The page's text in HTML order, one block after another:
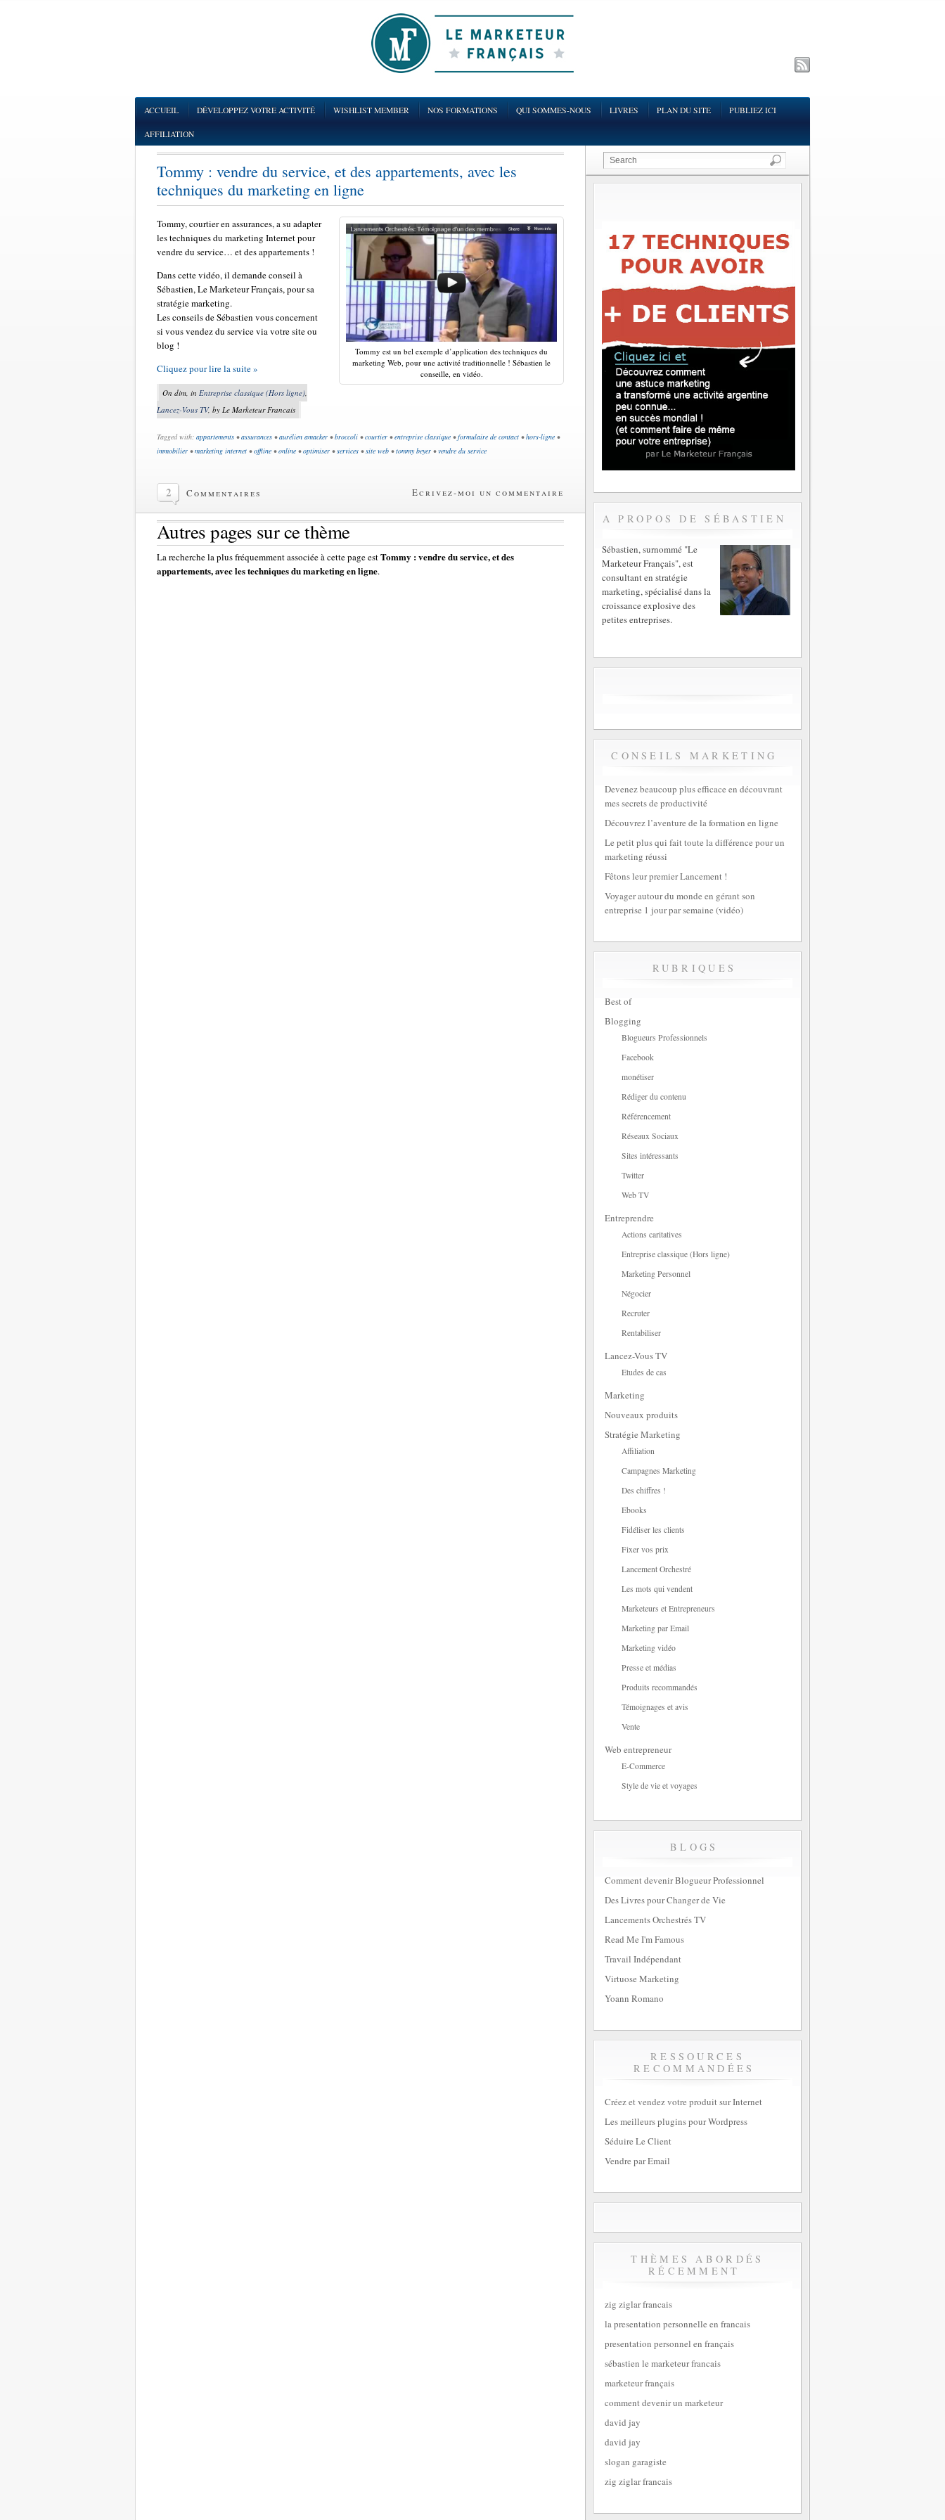
ACCUEIL DÉVELOPPEZ VOTRE ACTIVITÉ WISHLIST MEMBER NOS FORMATIONS QUI SOMMES-NOUS LIVRES PLAN DU SITE PUBLIEZ ICI
AFFILIATION
Tommy : vendre du service, et des appartements, avec les
techniques du marketing en ligne
Tommy est un bel exemple d’application des techniques du
marketing Web, pour une activité traditionnelle ! Sébastien le
conseille, en vidéo.
Tommy, courtier en assurances, a su adapter
les techniques du marketing Internet pour
vendre du service… et des appartements !
Dans cette vidéo, il demande conseil à
Sébastien, Le Marketeur Français, pour sa
stratégie marketing.
Les conseils de Sébastien vous concernent
si vous vendez du service via votre site ou
blog !
Cliquez pour lire la suite »
On dim, in Entreprise classique (Hors ligne),
Lancez-Vous TV, by Le Marketeur Francais
Tagged with: appartements •assurances •aurélien amacker •broccoli •courtier •entreprise classique •formulaire de contact •hors-ligne •
immobilier •marketing internet •offline •online •optimiser •services •site web •tommy beyer •vendre du service
2 Commentaires Ecrivez-moi un commentaire
Autres pages sur ce thème
La recherche la plus fréquemment associée à cette page estTommy : vendre du service, et des
appartements, avec les techniques du marketing en ligne.
A PROPOS DE SÉBASTIEN
Sébastien, surnommé "Le
Marketeur Français", est
consultant en stratégie
marketing, spécialisé dans la
croissance explosive des
petites entreprises.
CONSEILS MARKETING
Devenez beaucoup plus efficace en découvrant
mes secrets de productivité
Découvrez l’aventure de la formation en ligne
Le petit plus qui fait toute la différence pour un
marketing réussi
Fêtons leur premier Lancement !
Voyager autour du monde en gérant son
entreprise 1 jour par semaine (vidéo)
RUBRIQUES
Best of
Blogging
Blogueurs Professionnels
Facebook
monétiser
Rédiger du contenu
Référencement
Réseaux Sociaux
Sites intéressants
Twitter
Web TV
Entreprendre
Actions caritatives
Entreprise classique (Hors ligne)
Marketing Personnel
Négocier
Recruter
Rentabiliser
Lancez-Vous TV
Etudes de cas
Marketing
Nouveaux produits
Stratégie Marketing
Affiliation
Campagnes Marketing
Des chiffres !
Ebooks
Fidéliser les clients
Fixer vos prix
Lancement Orchestré
Les mots qui vendent
Marketeurs et Entrepreneurs
Marketing par Email
Marketing vidéo
Presse et médias
Produits recommandés
Témoignages et avis
Vente
Web entrepreneur
E-Commerce
Style de vie et voyages
BLOGS
Comment devenir Blogueur Professionnel
Des Livres pour Changer de Vie
Lancements Orchestrés TV
Read Me I'm Famous
Travail Indépendant
Virtuose Marketing
Yoann Romano
RESSOURCES
RECOMMANDÉES
Créez et vendez votre produit sur Internet
Les meilleurs plugins pour Wordpress
Séduire Le Client
Vendre par Email
THÈMES ABORDÉS
RÉCEMMENT
zig ziglar francais
la presentation personnelle en francais
presentation personnel en français
sébastien le marketeur francais
marketeur français
comment devenir un marketeur
david jay
david jay
slogan garagiste
zig ziglar francais